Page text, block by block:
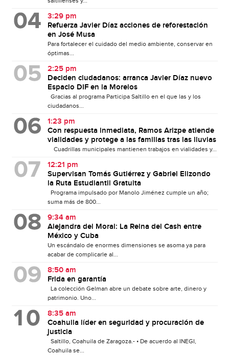
3:29 pm
Refuerza Javier Díaz acciones de reforestación
en José Musa
Para fortalecer el cuidado del medio ambiente, conservar en
óptimas...
2:25 pm
Deciden ciudadanos: arranca Javier Díaz nuevo
Espacio DIF en la Morelos
Gracias al programa Participa Saltillo en el que las y los
ciudadanos...
1:23 pm
Con respuesta inmediata, Ramos Arizpe atiende
vialidades y protege a las familias tras las lluvias
Cuadrillas municipales mantienen trabajos en vialidades y...
12:21 pm
Supervisan Tomás Gutiérrez y Gabriel Elizondo
la Ruta Estudiantil Gratuita
Programa impulsado por Manolo Jiménez cumple un año;
suma más de 800...
9:34 am
Alejandra del Moral: La Reina del Cash entre
México y Cuba
Un escándalo de enormes dimensiones se asoma ya para
acabar de complicarle al...
8:50 am
Frida en garantía
La colección Gelman abre un debate sobre arte, dinero y
patrimonio. Uno...
8:35 am
Coahuila líder en seguridad y procuración de
justicia
Saltillo, Coahuila de Zaragoza.- • De acuerdo al INEGI,
Coahuila se...